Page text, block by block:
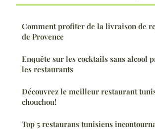
Comment profiter de la livraison de
de Provence
Enquête sur les cocktails sans alcool
les restaurants
Découvrez le meilleur restaurant
chouchou!
Top 5 restaurans tunisiens